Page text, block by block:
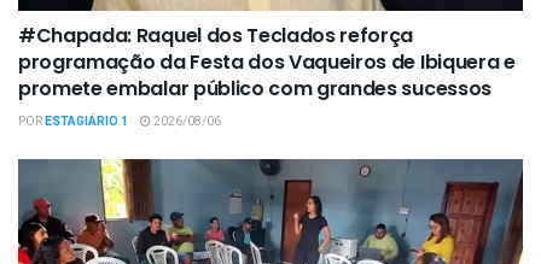
#Chapada: Raquel dos Teclados reforça
programação da Festa dos Vaqueiros de Ibiquera e
promete embalar público com grandes sucessos
PORESTAGIÁRIO 1 2026/08/06